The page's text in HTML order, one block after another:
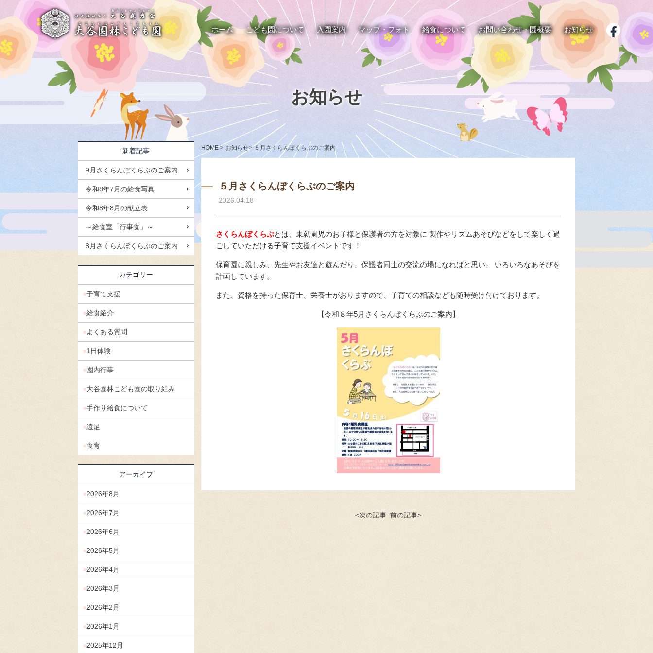
ホーム こども園について 入園案内 マップ・フォト 給食について お問い合わせ・園概要 お知らせ
子育て支援
給食紹介
よくある質問
園内行事
大谷園林こども園の取り
遠足
食育
お知らせ
新着記事
9月さくらんぼくらぶのご案内
令和8年7月の給食写真
令和8年8月の献立表
～給食室「行事食」～
8月さくらんぼくらぶのご案内
カテゴリー
子育て支援
給食紹介
よくある質問
1日体験
園内行事
大谷園林こども園の取り組み
手作り給食について
遠足
食育
アーカイブ
2026年8月
2026年7月
2026年6月
2026年5月
2026年4月
2026年3月
2026年2月
2026年1月
2025年12月
HOME> お知らせ> ５月さくらんぼくらぶのご案内
５月さくらんぼくらぶのご案内
2026.04.18
さくらんぼくらぶとは、未就園児のお子様と保護者の方を対象に 製作やリズムあそびなどをして楽しく過
ごしていただける子育て支援イベントです！
保育園に親しみ、先生やお友達と遊んだり、保護者同士の交流の場になればと思い、 いろいろなあそびを
計画しています。
また、資格を持った保育士、栄養士がおりますので、子育ての相談なども随時受け付けております。
【令和８年5月さくらんぼくらぶのご案内】
<次の記事 前の記事>